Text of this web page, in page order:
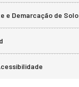
e Demarcação de Solo